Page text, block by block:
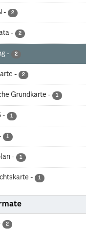
- 2
- 2
- 2
- 2
Grundkarte - 1
- 1
1
- 1
- 1
2